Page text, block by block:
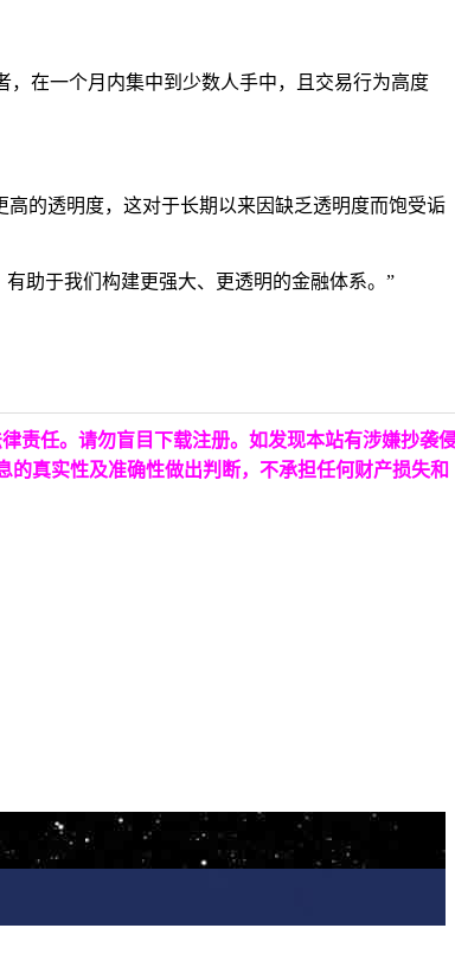
在一个月内集中到少数人手中，且交易行为高度
的透明度，这对于长期以来因缺乏透明度而饱受诟
助于我们构建更强大、更透明的金融体系。”
责任。请勿盲目下载注册。如发现本站有涉嫌抄袭
真实性及准确性做出判断，不承担任何财产损失和